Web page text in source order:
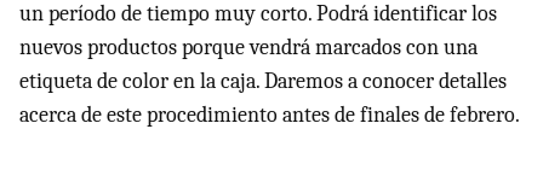
un período de tiempo muy corto. Podrá identificar los
nuevos productos porque vendrá marcados con una
etiqueta de color en la caja. Daremos a conocer detalles
acerca de este procedimiento antes de finales de febrero.